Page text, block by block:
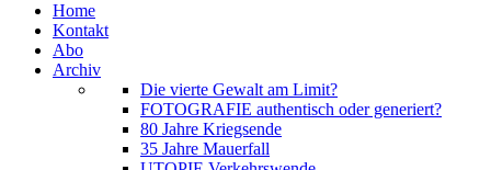
Home
Kontakt
Abo
Archiv
Die vierte Gewalt am Limit?
FOTOGRAFIE authentisch oder generiert?
80 Jahre Kriegsende
35 Jahre Mauerfall